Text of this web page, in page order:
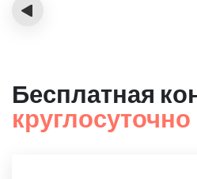
‹
Бесплатная
круглосуточно